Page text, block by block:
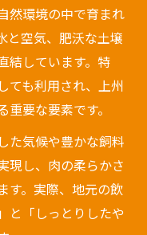
然環境の中で育まれ
と空気、肥沃な土壌
結しています。特
ても利用され、上州
要な要素です。
た気候や豊かな飼料
現し、肉の柔らかさ
す。実際、地元の飲
と「しっとりしたや